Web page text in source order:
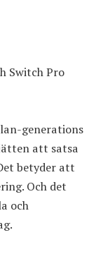
Switch Pro
generations
att satsa
betyder att
Och det
och